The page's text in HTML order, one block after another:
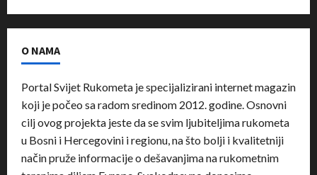
O NAMA
Portal Svijet Rukometa je specijalizirani internet magazin
koji je počeo sa radom sredinom 2012. godine. Osnovni
cilj ovog projekta jeste da se svim ljubiteljima rukometa
u Bosni i Hercegovini i regionu, na što bolji i kvalitetniji
način pruže informacije o dešavanjima na rukometnim